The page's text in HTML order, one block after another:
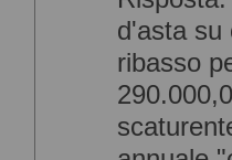
d'asta su
ribasso